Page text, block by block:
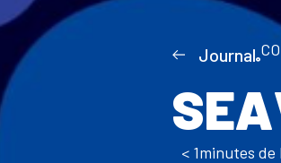
Journal
< 1minutes de